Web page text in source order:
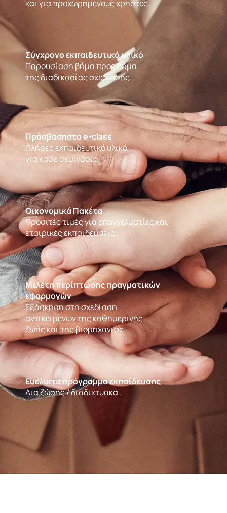
και για προχωρημένους χρήστες.
Σύγχρονο εκπαιδευτικό υλικό
Παρουσίαση βήμα προς βήμα
της διαδικασίας σχεδίασης.
Πρόσβασηστο e-class
Πλήρες εκπαιδευτικό υλικό
για κάθε σεμινάριο.
Οικονομικά Πακέτα
Προσιτές τιμές για επαγγελματίες και
εταιρικές εκπαιδεύσεις.
Μελέτη περίπτωσης πραγματικών
εφαρμογών
Εξάσκηση στη σχεδίαση
αντικειμένων της καθημερινής
ζωής και της βιομηχανίας.
Ευέλικτο πρόγραμμα εκπαίδευσης
Δια ζώσης / διαδικτυακά.